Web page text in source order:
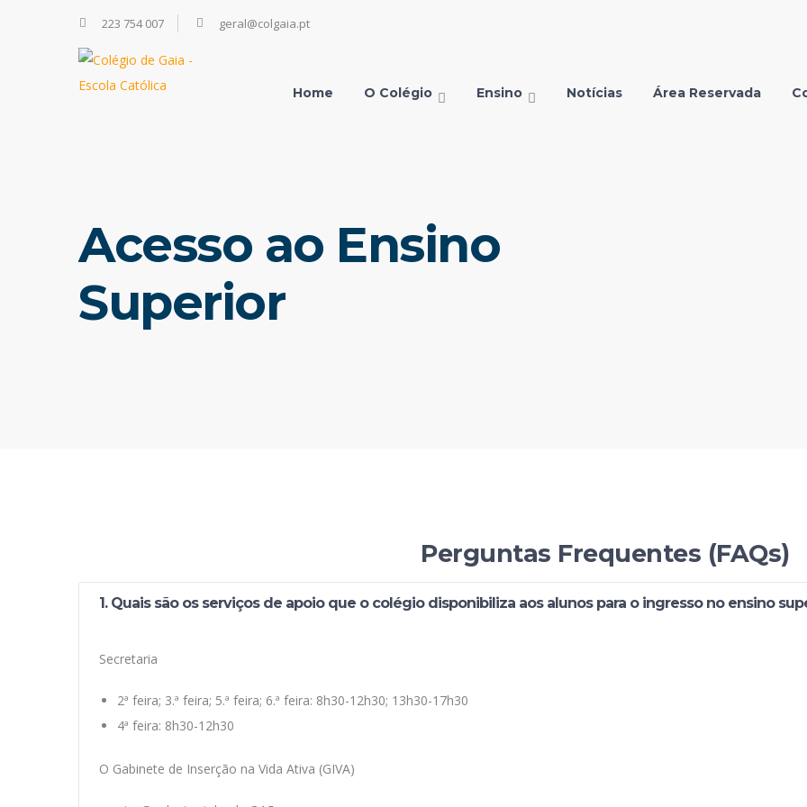
223 754 007 geral@colgaia.pt
Home O Colégio Ensino Notícias Área Reservada
Acesso ao Ensino
Superior
Perguntas Frequentes (FAQs)
1. Quais são os serviços de apoio que o colégio disponibiliza aos alunos para o ingresso no ensino
Secretaria
2ª feira; 3.ª feira; 5.ª feira; 6.ª feira: 8h30-12h30; 13h30-17h30
4ª feira: 8h30-12h30
O Gabinete de Inserção na Vida Ativa (GIVA)